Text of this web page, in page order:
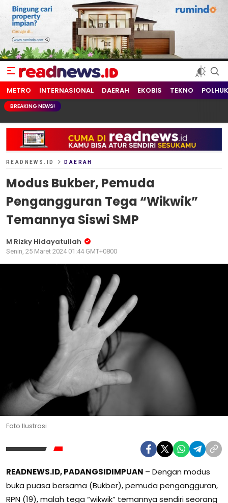
readnews.id
Berita Terkini, Update Terbaru Hari ini dari Indonesia dan Dunia
METRO INTERNASIONAL DAERAH EKOBIS TEKNO
BREAKING NEWS!
READNEWS.ID DAERAH
Modus Bukber, Pemuda
Pengangguran Tega “Wikwik”
Temannya Siswi SMP
M Rizky Hidayatullah
Senin, 25 Maret 2024 01:44 GMT+0800
Foto Ilustrasi
READNEWS.ID, PADANGSIDIMPUAN – Dengan modus
buka puasa bersama (Bukber), pemuda pengangguran,
RPN (19), malah tega “wikwik” temannya sendiri seorang